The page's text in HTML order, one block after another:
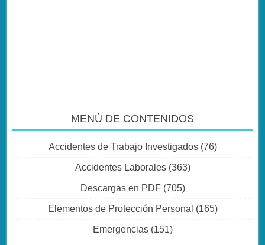
MENÚ DE CONTENIDOS
Accidentes de Trabajo Investigados(76)
Accidentes Laborales(363)
Descargas en PDF(705)
Elementos de Protección Personal (165)
Emergencias(151)